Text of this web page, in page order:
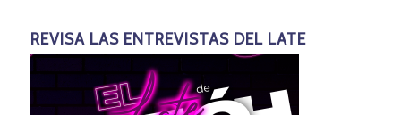
REVISA LAS ENTREVISTAS DEL LATE